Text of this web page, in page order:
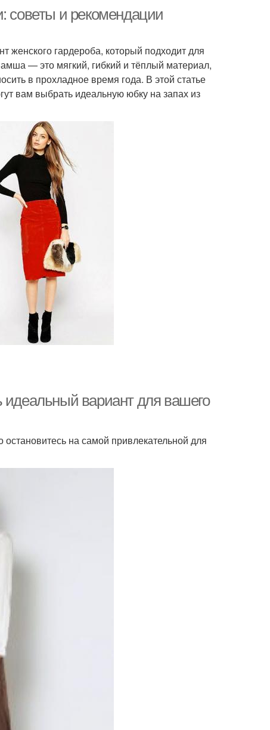
советы и рекомендации
женского гардероба, который подходит для
— это мягкий, гибкий и тёплый материал,
в прохладное время года. В этой статье
вам выбрать идеальную юбку на запах из
вариант для вашего
на самой привлекательной для